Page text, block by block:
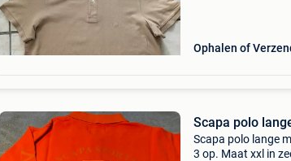
Ophalen of
Scapa polo
Scapa polo lange
3 op. Maat xxl in